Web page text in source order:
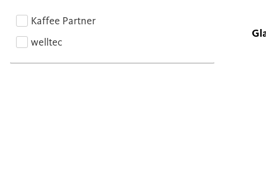
Kaffee Partner
welltec